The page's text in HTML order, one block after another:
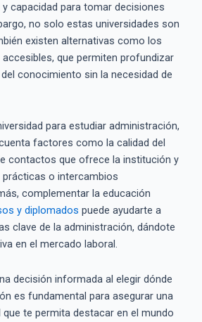
capacidad para tomar decisiones
no solo estas universidades son
existen alternativas como los
que permiten profundizar
conocimiento sin la necesidad de
para estudiar administración,
factores como la calidad del
contactos que ofrece la institución y
prácticas o intercambios
complementar la educación
y diplomados puede ayudarte a
clave de la administración, dándote
en el mercado laboral.
decisión informada al elegir dónde
es fundamental para asegurar una
te permita destacar en el mundo